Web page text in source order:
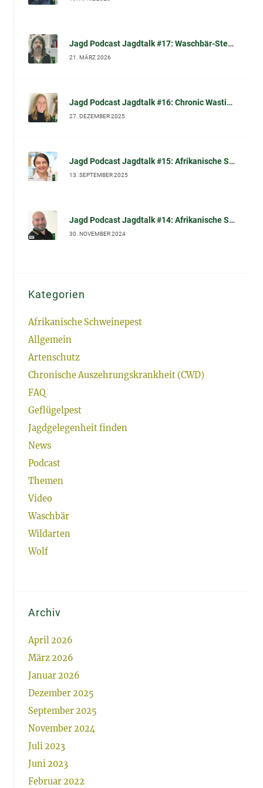
Jagd Podcast Jagdtalk #17: Waschbär-Sterilisation in Kassel – wissenschaftliche Einordnung, Tierschutzfragen & Waschbär-Mythen (im Gespräch mit Dr. Norbert Peter)
21. MÄRZ 2026
Jagd Podcast Jagdtalk #16: Chronic Wasting Disease (CWD): Chronische Auszehrungskrankheit beim Schalenwild – Fakten, Symptome, Diagnose und was Jäger jetzt wissen sollten
27. DEZEMBER 2025
Jagd Podcast Jagdtalk #15: Afrikanische Schweinepest (ASP): Prof. Dr. Carola Sauter-Louis (FLI) im Gespräch
13. SEPTEMBER 2025
Jagd Podcast Jagdtalk #14: Afrikanische Schweinepest (ASP): Biosicherheit und effektive Desinfektion
30. NOVEMBER 2024
Kategorien
Afrikanische Schweinepest
Allgemein
Artenschutz
Chronische Auszehrungskrankheit (CWD)
FAQ
Geflügelpest
Jagdgelegenheit finden
News
Podcast
Themen
Video
Waschbär
Wildarten
Wolf
Archiv
April 2026
März 2026
Januar 2026
Dezember 2025
September 2025
November 2024
Juli 2023
Juni 2023
Februar 2022